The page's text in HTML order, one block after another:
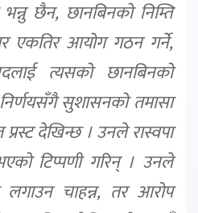
छैन, छानबिनको निम्ति
एकतिर आयोग गठन गर्ने,
त्यसको छानबिनको
निर्णयसँगै सुशासनको तमासा
देखिन्छ । उनले रास्वपा
टिप्पणी गरिन् । उनले
चाहन्न, तर आरोप